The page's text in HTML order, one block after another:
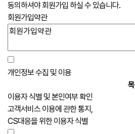
동의하셔야 회원가입 하실 수 있습니다.
회원가입약관
개인정보 수집 및 이용
이용자 식별 및 본인여부 확인
고객서비스 이용에 관한 통지,
CS대응을 위한 이용자 식별